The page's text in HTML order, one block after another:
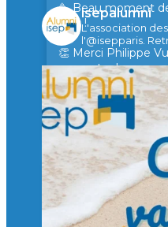
🥳 Beau moment
rires !
👏 Merci Philippe
rencontre !
il y a 2 mois
Voir sur Facebook ·
🙏 Soutenez l’Isep
et contribuons
d’ingénieurs de
isepalumni
L'association
l'@isepparis.